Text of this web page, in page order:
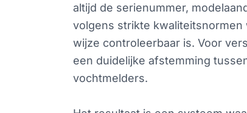
altijd de serienummer,
volgens strikte
wijze controleerbaar is. Voor
een duidelijke afstemming
vochtmelders.